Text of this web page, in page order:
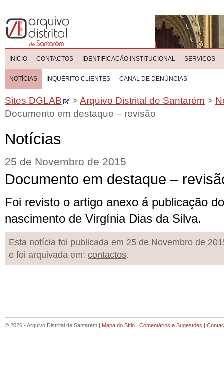
INÍCIO CONTACTOS IDENTIFICAÇÃO INSTITUCIONAL SERVIÇOS
NOTÍCIAS INQUÉRITO CLIENTES CANAL DE DENÚNCIAS
Sites DGLAB >Arquivo Distrital de Santarém >
Documento em destaque – revisão
Notícias
25 de Novembro de 2015
Documento em destaque –
Foi revisto o artigo anexo á publicação
nascimento de Virgínia Dias da Silva.
Esta notícia foi publicada em 25 de Novembro de
e foi arquivada em: contactos.
© 2026 - Arquivo Distrital de Santarém | Mapa do Sítio Comentários e Sugestões